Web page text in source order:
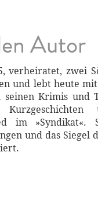
Autor
verheiratet, zwei
und lebt heute
seinen Krimis und
im »Syndikat«.
und das Siegel